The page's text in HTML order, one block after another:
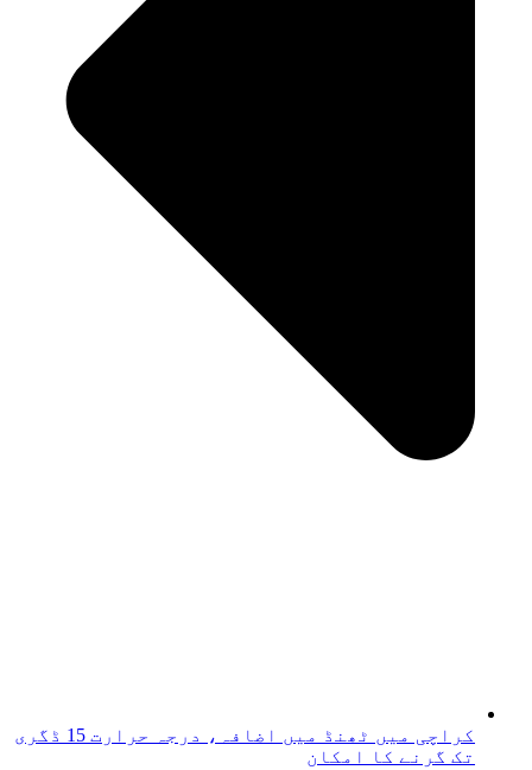
کراچی میں ٹھنڈ میں اضافہ، درجہ حرارت 15 ڈگری
تک گرنے کا امکان